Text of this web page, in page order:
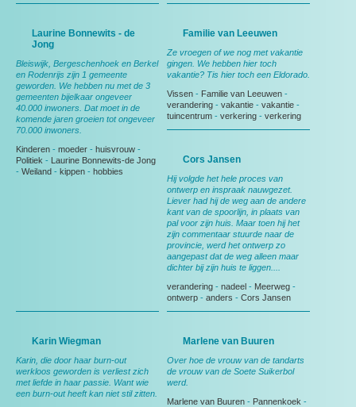
Laurine Bonnewits - de
Jong
Bleiswijk, Bergeschenhoek en Berkel
en Rodenrijs zijn 1 gemeente
geworden. We hebben nu met de 3
gemeenten bijelkaar ongeveer
40.000 inwoners. Dat moet in de
komende jaren groeien tot ongeveer
70.000 inwoners.
Kinderen - moeder - huisvrouw -
Politiek - Laurine Bonnewits-de Jong
- Weiland - kippen - hobbies
Familie van Leeuwen
Ze vroegen of we nog met vakantie
gingen. We hebben hier toch
vakantie? Tis hier toch een Eldorado.
Vissen - Familie van Leeuwen -
verandering - vakantie - vakantie -
tuincentrum - verkering - verkering
Cors Jansen
Hij volgde het hele proces van
ontwerp en inspraak nauwgezet.
Liever had hij de weg aan de andere
kant van de spoorlijn, in plaats van
pal voor zijn huis. Maar toen hij het
zijn commentaar stuurde naar de
provincie, werd het ontwerp zo
aangepast dat de weg alleen maar
dichter bij zijn huis te liggen....
verandering - nadeel - Meerweg -
ontwerp - anders - Cors Jansen
Karin Wiegman
Karin, die door haar burn-out
werkloos geworden is verliest zich
met liefde in haar passie. Want wie
een burn-out heeft kan niet stil zitten.
Marlene van Buuren
Over hoe de vrouw van de tandarts
de vrouw van de Soete Suikerbol
werd.
Marlene van Buuren - Pannenkoek -